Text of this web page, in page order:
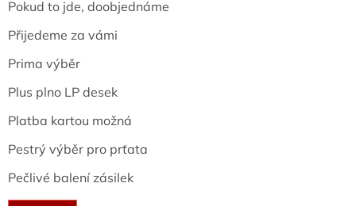
Pokud to jde, doobjednáme
Přijedeme za vámi
Prima výběr
Plus plno LP desek
Platba kartou možná
Pestrý výběr pro prťata
Pečlivé balení zásilek